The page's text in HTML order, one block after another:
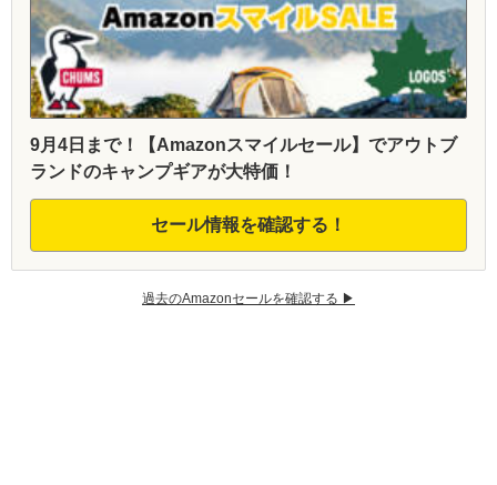
9月4日まで！【Amazonスマイルセール】でアウトブ
ランドのキャンプギアが大特価！
セール情報を確認する！
過去のAmazonセールを確認する ▶︎